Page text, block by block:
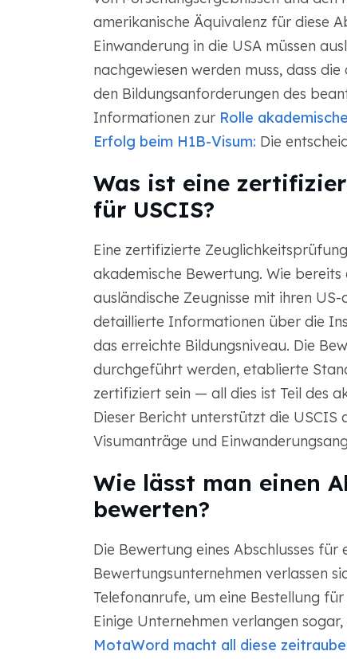
amerikanische Äquivalenz für diese
Einwanderung in die USA müssen
nachgewiesen werden muss, dass
den Bildungsanforderungen des
Informationen zur Rolle
Erfolg beim H1B-Visum: Die
Was ist eine
für USCIS?
Eine zertifizierte
akademische Bewertung. Wie
ausländische Zeugnisse mit ihren
detaillierte Informationen über die
das erreichte Bildungsniveau. Die
durchgeführt werden, etablierte
zertifiziert sein — all dies ist Teil des
Dieser Bericht unterstützt die USCIS
Visumanträge und
Wie lässt man einen
bewerten?
Die Bewertung eines Abschlusses
Bewertungsunternehmen verlassen
Telefonanrufe, um eine Bestellung
Einige Unternehmen verlangen
MotaWord macht all diese